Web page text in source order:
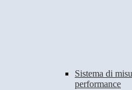
Sistema di
performance